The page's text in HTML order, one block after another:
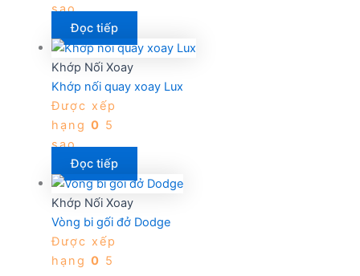
sao
Đọc tiếp
Khớp Nối Xoay
Khớp nối quay xoay Lux
Được xếp
hạng 0 5
sao
Đọc tiếp
Khớp Nối Xoay
Vòng bi gối đở Dodge
Được xếp
hạng 0 5